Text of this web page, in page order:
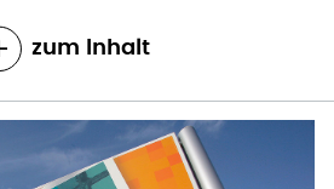
zum Inhalt